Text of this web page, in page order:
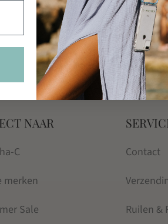
NAAR
C
merken
Sale
Contact
Ruilen &